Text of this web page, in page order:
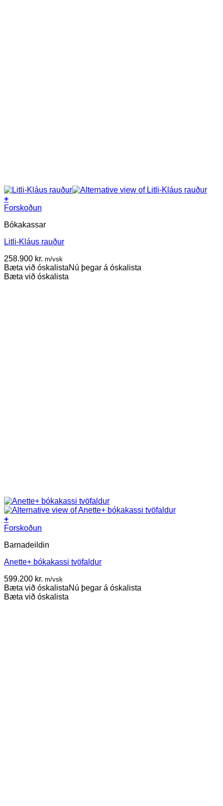
+
Forskoðun
Bókakassar
Litli-Kláus rauður
258.900 kr. m/vsk
Bæta við óskalistaNú þegar á óskalista
Bæta við óskalista
+
Forskoðun
Barnadeildin
Anette+ bókakassi tvöfaldur
599.200 kr. m/vsk
Bæta við óskalistaNú þegar á óskalista
Bæta við óskalista